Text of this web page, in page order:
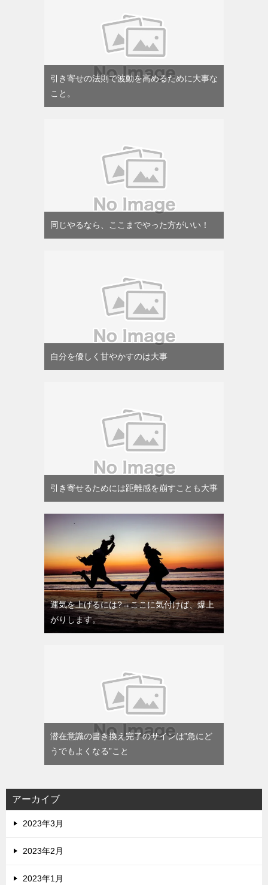
引き寄せの法則で波動を高めるために大事な
こと。
同じやるなら、ここまでやった方がいい！
自分を優しく甘やかすのは大事
引き寄せるためには距離感を崩すことも大事
運気を上げるには?→ここに気付けば、爆上
がりします。
潜在意識の書き換え完了のサインは”急にど
うでもよくなる”こと
アーカイブ
2023年3月
2023年2月
2023年1月